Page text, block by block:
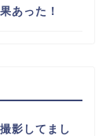
あった！
影してまし